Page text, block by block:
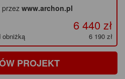
przez www.archon.pl
6 440 zł
obniżką 6 190 zł
PROJEKT